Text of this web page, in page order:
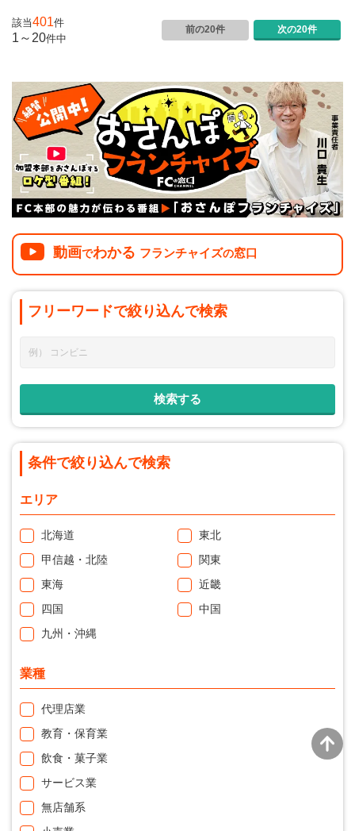
該当401件
1～20件中
前の20件 次の20件
動画でわかる フランチャイズの窓口
フリーワードで絞り込んで検索
条件で絞り込んで検索
エリア
北海道
東北
甲信越・北陸
関東
東海
近畿
四国
中国
九州・沖縄
業種
代理店業
教育・保育業
飲食・菓子業
サービス業
無店舗系